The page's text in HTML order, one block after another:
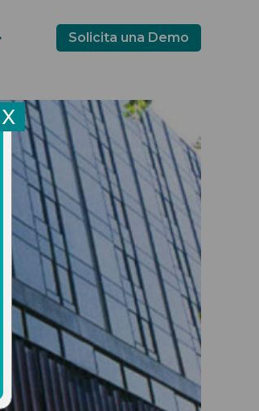
Solicita una Demo
X